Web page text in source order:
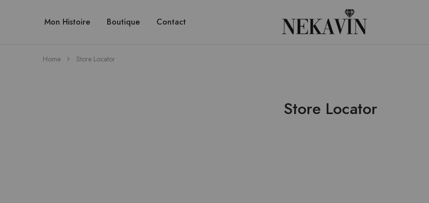
Mon Histoire Boutique Contact Nekavin
Le
vin
Home Store Locator
Store Locator